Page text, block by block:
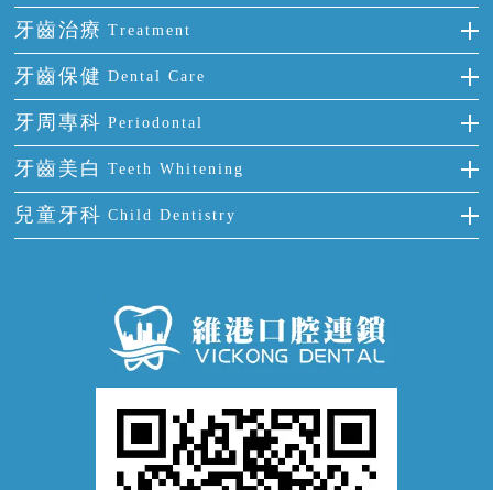
門牙缺失
多顆牙缺失
半口缺失
全口缺失
前牙反頜
牙齒擁擠
牙齒前突
牙齒稀疏
全瓷牙
烤瓷牙
氟斑牙
四環素牙
活動假牙
牙貼面
牙齒治療 Treatment
補牙
智齒
根管治療
拔牙
牙痛
牙齒保健 Dental Care
正確刷牙
全國愛牙日
預防牙病
牙科通識
牙周專科 Periodontal
牙周炎
牙齦出血
牙齦炎
牙齦萎縮
牙齒美白 Teeth Whitening
冷光美白
兒童牙科 Child Dentistry